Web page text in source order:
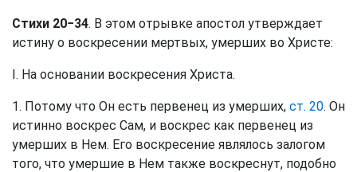
Стихи 20−34. В этом отрывке апостол утверждает
истину о воскресении мертвых, умерших во Христе:
I. На основании воскресения Христа.
1. Потому что Он есть первенец из умерших, ст. 20. Он
истинно воскрес Сам, и воскрес как первенец из
умерших в Нем. Его воскресение являлось залогом
того, что умершие в Нем также воскреснут, подобно